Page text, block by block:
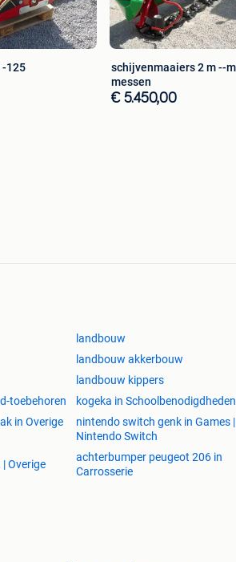
105 -125
schijvenmaaiers 2 m --met snelwissel
messen
€ 5.450,00
landbouw
landbouw akkerbouw
landbouw kippers
toebehoren
kogeka in Schoolbenodigdheden
in Overige
nintendo switch genk in Games |
Nintendo Switch
Overige
achterbumper peugeot 206 in
Carrosserie